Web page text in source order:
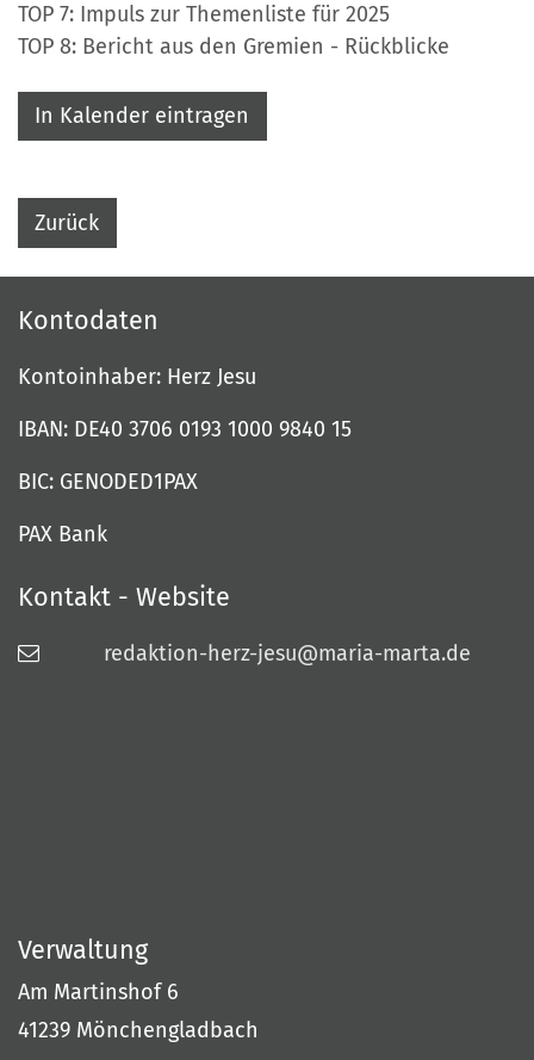
TOP 7: Impuls zur Themenliste für 2025
TOP 8: Bericht aus den Gremien - Rückblicke
In Kalender eintragen
Zurück
Kontodaten
Kontoinhaber: Herz Jesu
IBAN: DE40 3706 0193 1000 9840 15
BIC: GENODED1PAX
PAX Bank
Kontakt - Website
redaktion-herz-jesu@maria-marta.de
Verwaltung
Am Martinshof 6
41239 Mönchengladbach